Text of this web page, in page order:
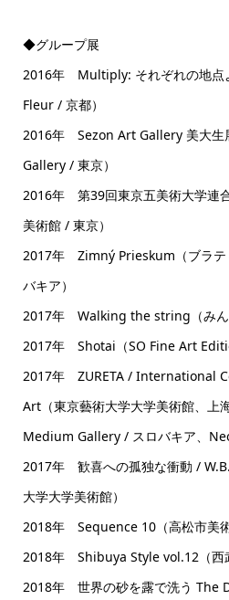
◆グループ展
2016年 Multiply: それぞれの地点
Fleur / 京都）
2016年 Sezon Art Gallery 美大生
Gallery / 東京）
2016年 第39回東京五美術大学連
美術館 / 東京）
2017年 Zimný Prieskum（ブラテ
バキア）
2017年 Walking the string（みん
2017年 Shotai（SO Fine Art
2017年 ZURETA / International
Art（東京藝術大学大学美術館、上
Medium Gallery / スロバキア、
2017年 歓喜への孤独な衝動 /
大学大学美術館）
2018年 Sequence 10（高松市美術
2018年 Shibuya Style vol.12（西
2018年 世界の砂を露で洗う The